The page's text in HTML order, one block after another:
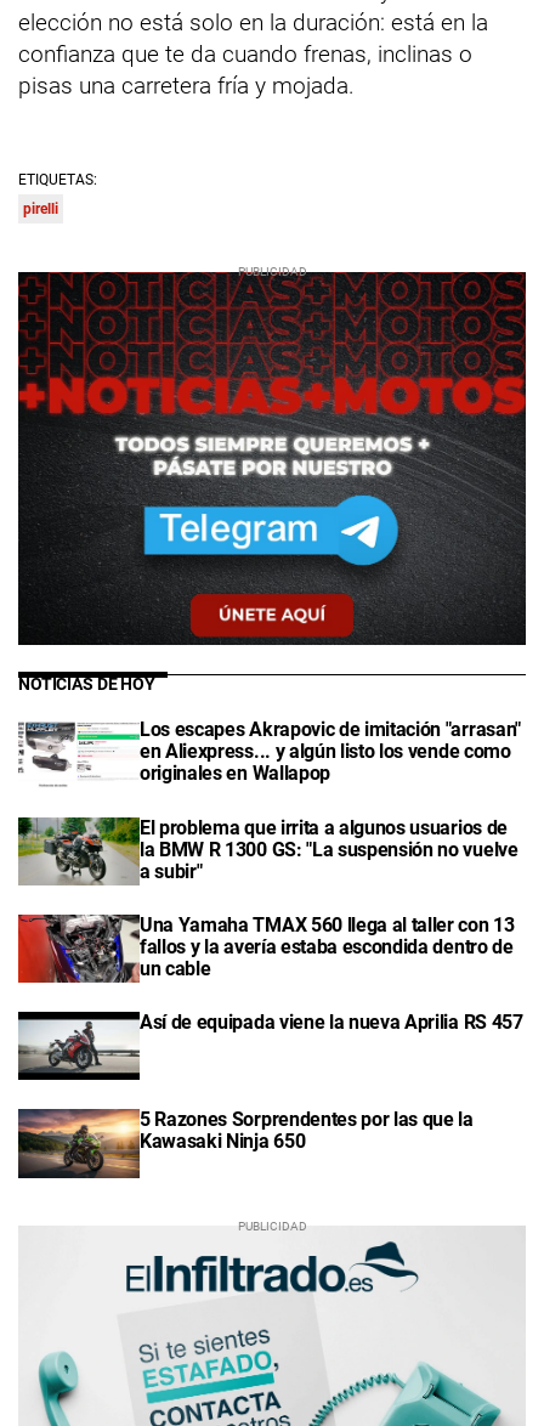
elección no está solo en la duración: está en la
confianza que te da cuando frenas, inclinas o
pisas una carretera fría y mojada.
ETIQUETAS:
pirelli
NOTICIAS DE HOY
Los escapes Akrapovic de imitación "arrasan"
en Aliexpress... y algún listo los vende como
originales en Wallapop
El problema que irrita a algunos usuarios de
la BMW R 1300 GS: "La suspensión no vuelve
a subir"
Una Yamaha TMAX 560 llega al taller con 13
fallos y la avería estaba escondida dentro de
un cable
Así de equipada viene la nueva Aprilia RS 457
5 Razones Sorprendentes por las que la
Kawasaki Ninja 650